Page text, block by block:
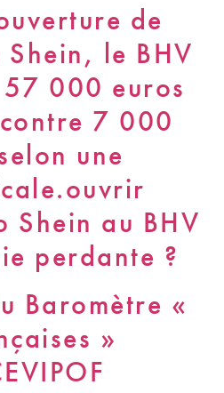
de
le BHV
000 euros
7 000
une
Shein au BHV
perdante ?
Baromètre «
»